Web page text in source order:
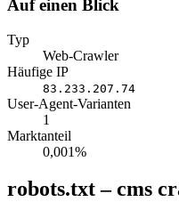
Auf einen Blick
Typ
Web-Crawler
Häufige IP
83.233.207.74
User-Agent-Varianten
1
Marktanteil
0,001%
robots.txt – cms